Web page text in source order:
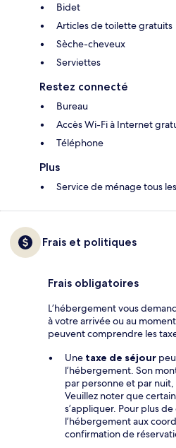
Bidet
Articles de toilette gratuits
Sèche-cheveux
Serviettes
Restez connecté
Bureau
Accès Wi-Fi à Internet
Téléphone
Plus
Service de ménage tous
Frais et politiques
Frais obligatoires
L’hébergement vous
à votre arrivée ou au
peuvent comprendre les
Une taxe de séjour
l’hébergement. Son
par personne et par
Veuillez noter que
s’appliquer. Pour plus
l’hébergement aux
confirmation de